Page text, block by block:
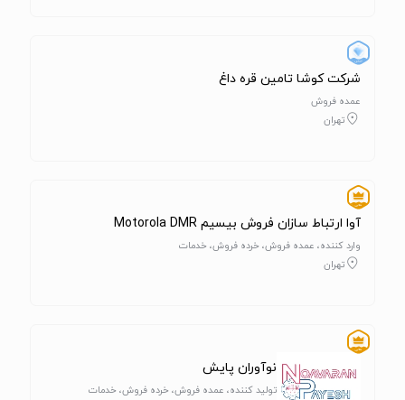
شرکت کوشا تامین قره داغ
عمده فروش
تهران
آوا ارتباط سازان فروش بیسیم Motorola DMR
وارد کننده، عمده فروش، خرده فروش، خدمات
تهران
نوآوران پایش
تولید کننده، عمده فروش، خرده فروش، خدمات